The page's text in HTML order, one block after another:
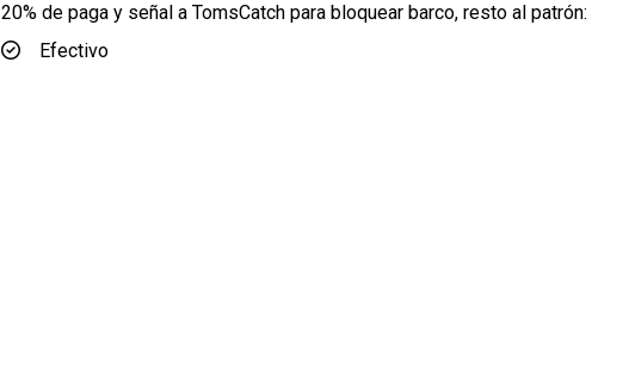
20% de paga y señal a TomsCatch para bloquear barco, resto al patrón:
Efectivo